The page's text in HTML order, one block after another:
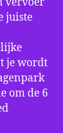
juiste
je wordt
om de 6